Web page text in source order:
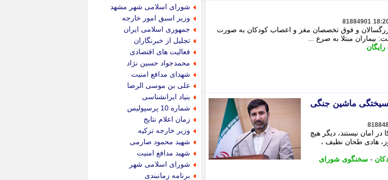
81884901
و فوق تخصصان مغز و اعصاب کودکان به صورت
مبتلا به صرع ...
رایگان
ماشین جنگی
امان نیستند، دیگر هیچ
هادی طحان نظیف ،
- سخنگوی شورای
شورای اسلامی شهر مشهد
وزیر اسبق امور خارجه
جمهوری اسلامی ایران
تجلیل از خبرنگاران
فعالیت های اقتصادی
محمدجواد حسین نژاد
شهدای مدافع امنیت
علی بن موسی الرضا
بنیاد ایرانشناسی
شماره 10 پرسپولیس
زمان اعلام نتایج
وزیر خارجه ترکیه
شهید محمود صارمی
شهید مدافع امنیت
شورای اسلامی شهر
برنامه زمانبندی